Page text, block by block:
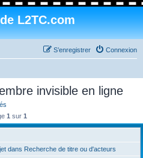
L2TC.com
Connexion
S’enregistrer
invisible en ligne
1 sur 1
dans Recherche de titre ou d'acteurs